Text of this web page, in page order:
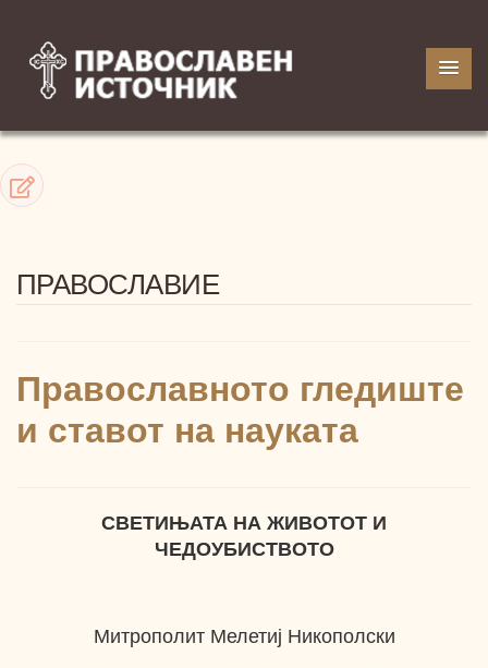
ПРАВОСЛАВИЕ
Православното гледиште
и ставот на науката
СВЕТИЊАТА НА ЖИВОТОТ И
ЧЕДОУБИСТВОТО
Митрополит Мелетиј Никополски